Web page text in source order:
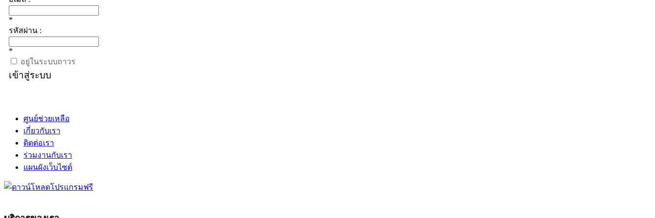
*
รหัสผ่าน :
*
อยู่ในระบบถาวร
เข้าสู่ระบบ
ศูนย์ช่วยเหลือ
เกี่ยวกับเรา
ติดต่อเรา
ร่วมงานกับเรา
แผนผังเว็บไซต์